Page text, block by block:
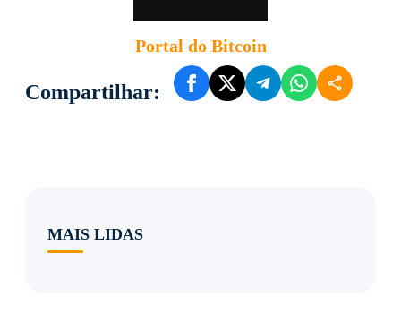
Portal do Bitcoin